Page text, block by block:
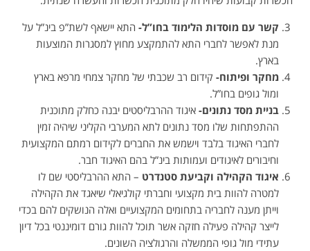
קשר עם מוסדות הלימוד בחו”ל- התא יישאף לשת”פ בינ”ל על
מנת לאפשר לחברי התא להתמקצע מחוץ למסגרות המוצעות
בארץ.
מחקר ופיתוח- קידום רב שכבתי של מחקר צמחי מרפא בארץ
ומול גופים בחו”ל.
בניית מסד נתונים- איגוד ההרבליסטים יבנה כחלק מתוכנית
ההתפתחות שלו מסד נתונים לתא המערבי הקליני שיהיה זמין
לחברי האיגוד בלבד וישמש את החברים לקידום רמתם המקצועית
וחיבורים לאיגודים ועמותות בינ”ל בהם האיגוד חבר.
איגוד הקהילה וקביעת סטנדרט – התא ההרבליסטי שם לו
למטרה להוות בית מקצועי וחברתי קולגיאלי שיאגד את הקהילה
וייתן מענה לחבריה בתחומים המקצועיים ואלה הנושקים להם בכדי
לייצר קהילה פעילה חזקה אשר תוכל להוות גורם דומיננטי בכל דיון
עתידי מול גופי הממשלה והרגולציה השונים.